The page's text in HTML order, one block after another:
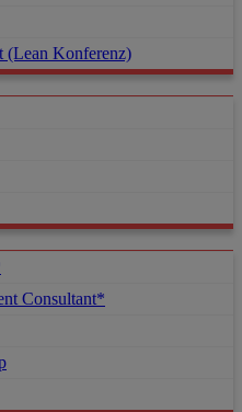
(Lean Konferenz)
Consultant*